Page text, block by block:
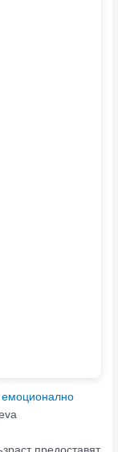
емоционално